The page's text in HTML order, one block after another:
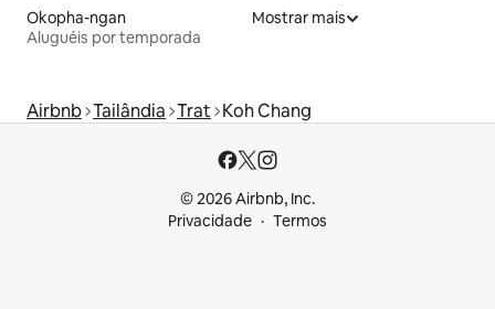
Okopha-ngan
Aluguéis por temporada
Mostrar mais
Airbnb Tailândia Trat Koh Chang
© 2026 Airbnb, Inc.
Privacidade
Termos